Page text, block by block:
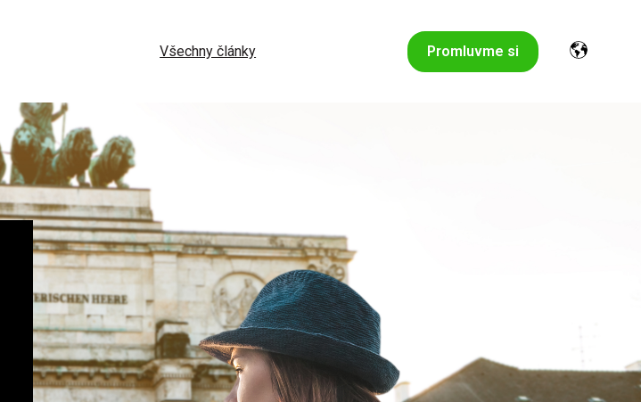
Všechny články Promluvme si